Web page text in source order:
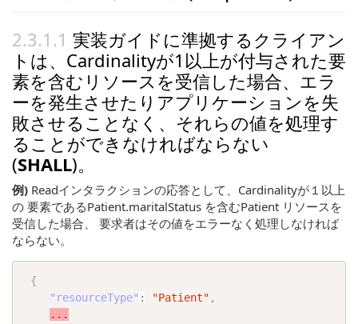
実装ガイドに準拠するクライアン
トは、Cardinalityが1以上が付与された要
素を含むリソースを受信した場合、エラ
ーを発生させたりアプリケーションを失
敗させることなく、それらの値を処理す
ることができなければならない
(SHALL)。
例) Readインタラクションの応答として、Cardinalityが１以上
の 要素であるPatient.maritalStatus を含むPatient リソースを
受信した場合、 要求者はその値をエラーなく処理しなければ
ならない。
{
"resourceType" : "Patient" ,
...